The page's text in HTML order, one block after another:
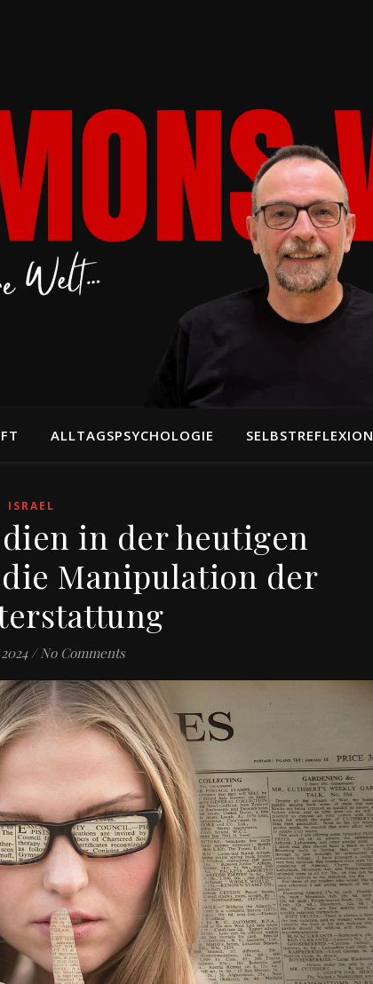
ALLTAGSPSYCHOLOGIE SELBSTREFLEXION
ISRAEL
in der heutigen
Manipulation der
/ No Comments